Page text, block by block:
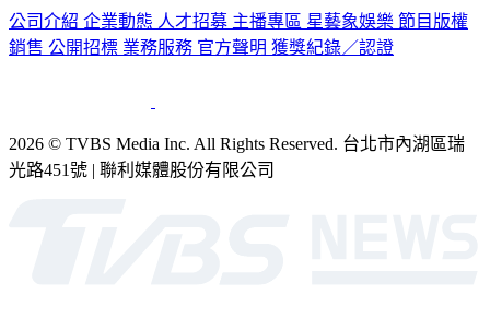
公司介紹 企業動態 人才招募 主播專區 星藝象娛樂 節目版權
銷售 公開招標 業務服務 官方聲明 獲獎紀錄／認證
2026 © TVBS Media Inc. All Rights Reserved. 台北市內湖區瑞
光路451號 | 聯利媒體股份有限公司